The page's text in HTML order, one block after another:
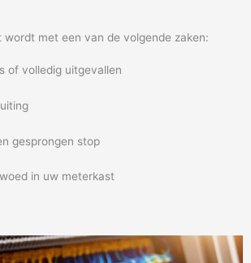
wordt met een van de volgende zaken:
of volledig uitgevallen
gesprongen stop
in uw meterkast